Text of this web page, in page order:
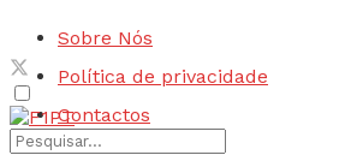
Sobre Nós
Política de privacidade
Contactos